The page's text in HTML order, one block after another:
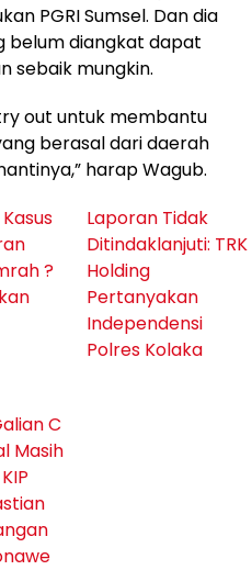
PGRI Sumsel. Dan dia
belum diangkat dapat
sebaik mungkin.
out untuk membantu
berasal dari daerah
harap Wagub.
?
Laporan Tidak
Ditindaklanjuti: TRK
Holding
Pertanyakan
Independensi
Polres Kolaka
C
Masih